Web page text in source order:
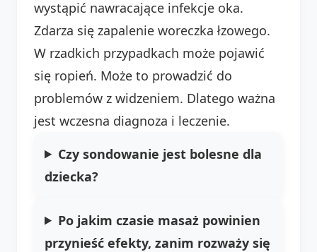
wystąpić nawracające infekcje oka.
Zdarza się zapalenie woreczka łzowego.
W rzadkich przypadkach może pojawić
się ropień. Może to prowadzić do
problemów z widzeniem. Dlatego ważna
jest wczesna diagnoza i leczenie.
Czy sondowanie jest bolesne dla
dziecka?
Po jakim czasie masaż powinien
przynieść efekty, zanim rozważy się